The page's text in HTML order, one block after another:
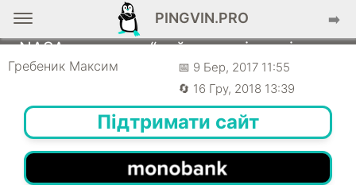
PINGVIN.PRO ➡️
📰 НОВИНИ
NASA створить “найхолодніше місце у
Всесвіті” на МКС
Гребеник Максим
📅 9 Бер, 2017 11:55
🔄 16 Гру, 2018 13:39
Підтримати сайт